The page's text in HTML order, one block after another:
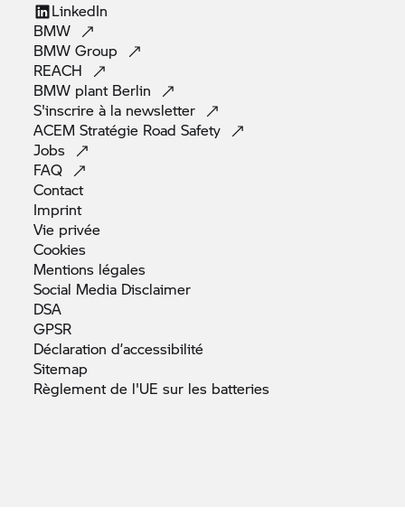
LinkedIn
BMW
BMWGroup
REACH
BMW plant Berlin
S'inscrire à la newsletter
ACEM Stratégie RoadSafety
Jobs
FAQ
Contact
Imprint
Vie privée
Cookies
Mentions légales
Social Media Disclaimer
DSA
GPSR
Déclarationd’accessibilité
Sitemap
Règlement de l'UE sur les batteries